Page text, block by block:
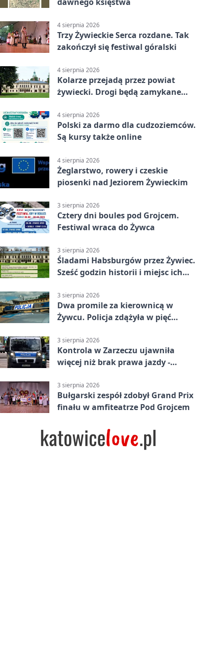
4 sierpnia 2026
Trzy Żywieckie Serca rozdane. Tak
zakończył się festiwal góralski
4 sierpnia 2026
Kolarze przejadą przez powiat
żywiecki. Drogi będą zamykane
4 sierpnia 2026
Polski za darmo dla cudzoziemców.
Są kursy także online
4 sierpnia 2026
Żeglarstwo, rowery i czeskie
piosenki nad Jeziorem Żywieckim
3 sierpnia 2026
Cztery dni boules pod Grojcem.
Festiwal wraca do Żywca
3 sierpnia 2026
Śladami Habsburgów przez Żywiec.
Sześć godzin historii i miejsc ich
3 sierpnia 2026
Dwa promile za kierownicą w
Żywcu. Policja zdążyła w pięć
3 sierpnia 2026
Kontrola w Zarzeczu ujawniła
więcej niż brak prawa jazdy -
3 sierpnia 2026
Bułgarski zespół zdobył Grand Prix
finału w amfiteatrze Pod Grojcem